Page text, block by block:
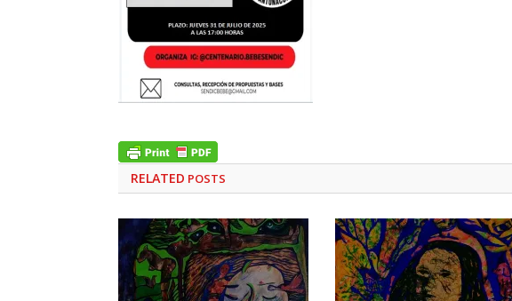
RELATED POSTS